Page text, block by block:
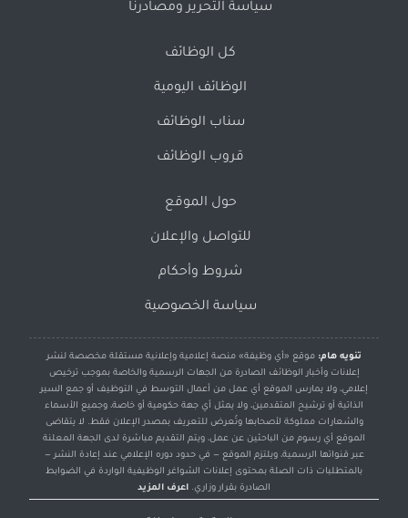
سياسة التحرير ومصادرنا
كل الوظائف
الوظائف اليومية
سناب الوظائف
قروب الوظائف
حول الموقع
للتواصل والإعلان
شروط وأحكام
سياسة الخصوصية
تنويه هام: موقع «أي وظيفة» منصة إعلامية وإعلانية مستقلة مخصصة لنشر
إعلانات وأخبار الوظائف الصادرة من الجهات الرسمية والخاصة بموجب ترخيص
إعلامي، ولا يمارس الموقع أي عمل من أعمال التوسط في التوظيف أو جمع السير
الذاتية أو ترشيح المتقدمين، ولا يمثل أي جهة حكومية أو خاصة، وجميع الأسماء
والشعارات مملوكة لأصحابها وتُعرض للتعريف بمصدر الإعلان فقط. لا يتقاضى
الموقع أي رسوم من الباحثين عن عمل، ويتم التقديم مباشرة لدى الجهة المعلنة
عبر قنواتها الرسمية، ويلتزم الموقع — في حدود دوره الإعلامي عند إعادة النشر —
بالمتطلبات ذات الصلة بمحتوى إعلانات الشواغر الوظيفية الواردة في الضوابط
الصادرة بقرار وزاري. اعرف المزيد